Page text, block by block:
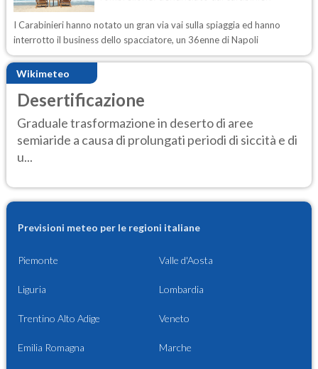
I Carabinieri hanno notato un gran via vai sulla spiaggia ed hanno
interrotto il business dello spacciatore, un 36enne di Napoli
Wikimeteo
Desertificazione
Graduale trasformazione in deserto di aree
semiaride a causa di prolungati periodi di siccità e di
u...
Previsioni meteo per le regioni italiane
Piemonte Valle d'Aosta
Liguria Lombardia
Trentino Alto Adige Veneto
Emilia Romagna Marche